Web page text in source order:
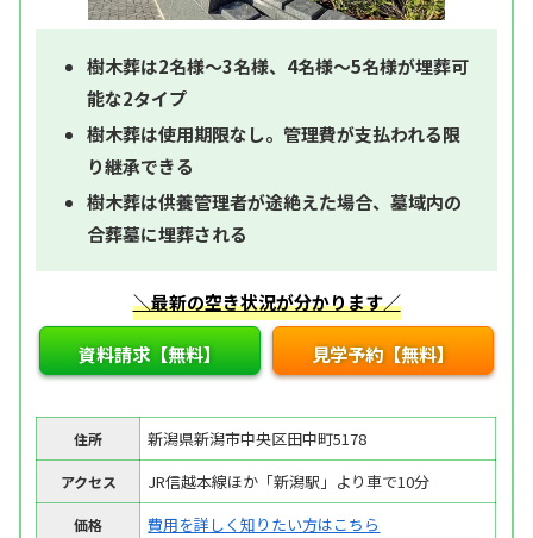
樹木葬は2名様～3名様、4名様～5名様が埋葬可
能な2タイプ
樹木葬は使用期限なし。管理費が支払われる限
り継承できる
樹木葬は供養管理者が途絶えた場合、墓域内の
合葬墓に埋葬される
＼最新の空き状況が分かります／
資料請求【無料】 見学予約【無料】
住所 新潟県新潟市中央区田中町5178
アクセス JR信越本線ほか「新潟駅」より車で10分
価格 費用を詳しく知りたい方はこちら